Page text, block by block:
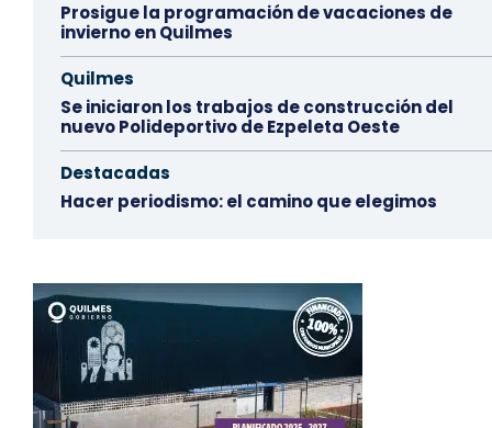
Prosigue la programación de vacaciones de
invierno en Quilmes
Quilmes
Se iniciaron los trabajos de construcción del
nuevo Polideportivo de Ezpeleta Oeste
Destacadas
Hacer periodismo: el camino que elegimos